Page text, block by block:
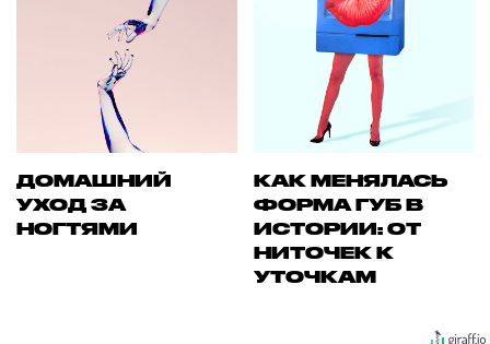
ДОМАШНИЙ
УХОД ЗА
НОГТЯМИ
КАК МЕНЯЛАСЬ
ФОРМА ГУБ В
ИСТОРИИ: ОТ
НИТОЧЕК К
УТОЧКАМ